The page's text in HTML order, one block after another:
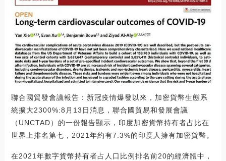
聯合國貿發會議報告：新冠疫情爆發以來，加密貨幣生態系
統擴大2300%:8月13日消息，聯合國貿易和發展會議
（UNCTAD）的一份報告顯示，印度加密貨幣持有者占比在
世界上排名第七，2021年約有7.3%的印度人擁有加密貨幣。
在2021年數字貨幣持有者占人口比例排名前20的經濟體中，